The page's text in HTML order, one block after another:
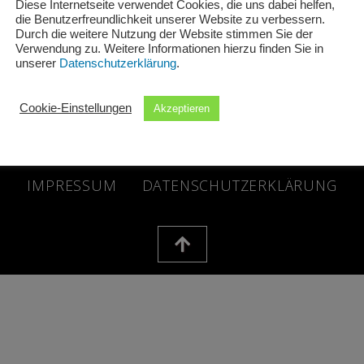
2026 Schuh + Sport Schwind GbR | Powered by Schuh +
IMPRESSUM DATENSCHUTZERKLÄRUNG
Diese Internetseite verwendet Cookies, die uns dabei helfen,
die Benutzerfreundlichkeit unserer Website zu verbessern.
Durch die weitere Nutzung der Website stimmen Sie der
Verwendung zu. Weitere Informationen hierzu finden Sie in
unserer Datenschutzerklärung.
Cookie-Einstellungen Akzeptieren